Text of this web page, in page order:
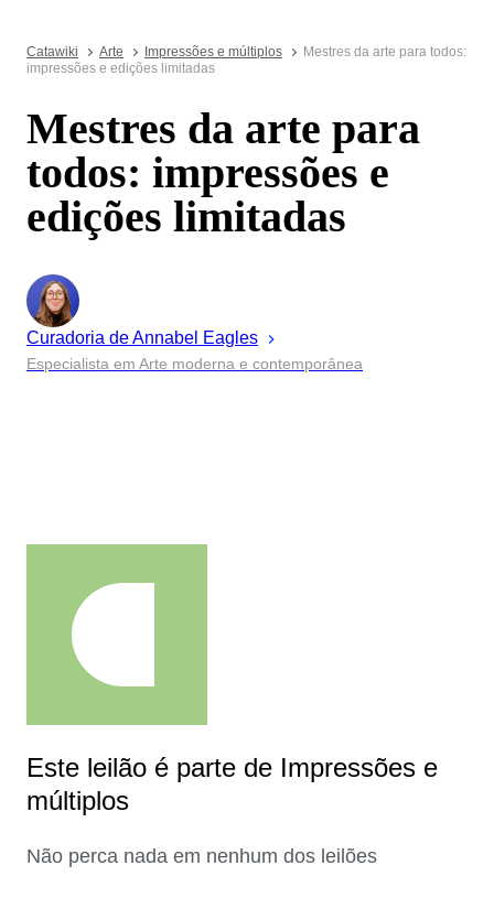
Catawiki Arte Impressões e múltiplos
Mestres da arte para todos:
impressões e edições limitadas
Mestres da arte para
todos: impressões e
edições limitadas
Curadoria deAnnabel Eagles
Especialista em Arte moderna e contemporânea
Este leilão é parte de Impressões e
múltiplos
Não perca nada em nenhum dos leilões